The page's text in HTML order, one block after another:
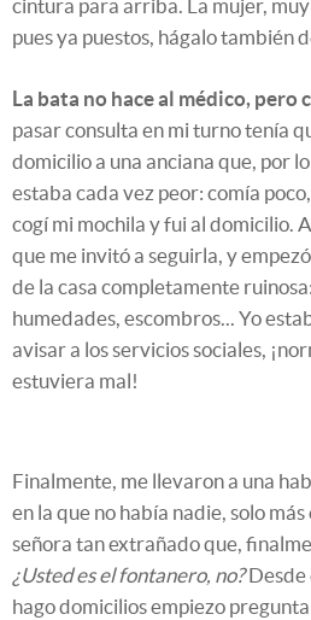
cintura para arriba. La mujer,
pues ya puestos, hágalo también
La bata no hace al médico, pero
pasar consulta en mi turno tenía
domicilio a una anciana que, por
estaba cada vez peor: comía
cogí mi mochila y fui al domicilio.
que me invitó a seguirla, y
de la casa completamente
humedades, escombros... Yo
avisar a los servicios sociales,
estuviera mal!
Finalmente, me llevaron a una
en la que no había nadie, solo
señora tan extrañado que,
¿Usted es el fontanero, no?Desde
hago domicilios empiezo